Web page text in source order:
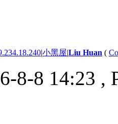
|小黑屋|Liu Huan (
8-8 14:23 ,